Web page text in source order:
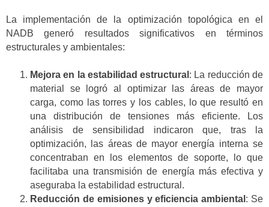
La implementación de la optimización topológica en el
NADB generó resultados significativos en términos
estructurales y ambientales:
Mejora en la estabilidad estructural : La reducción de
material se logró al optimizar las áreas de mayor
carga, como las torres y los cables, lo que resultó en
una distribución de tensiones más eficiente. Los
análisis de sensibilidad indicaron que, tras la
optimización, las áreas de mayor energía interna se
concentraban en los elementos de soporte, lo que
facilitaba una transmisión de energía más efectiva y
aseguraba la estabilidad estructural.
Reducción de emisiones y eficiencia ambiental : Se